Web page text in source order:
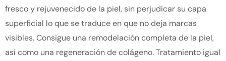
fresco y rejuvenecido de la piel, sin perjudicar su capa
superficial lo que se traduce en que no deja marcas
visibles. Consigue una remodelación completa de la piel,
así como una regeneración de colágeno. Tratamiento igual